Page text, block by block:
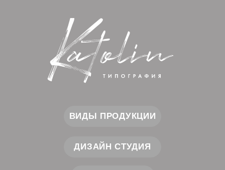
ЭКСКЛЮЗИВНАЯ МУЗЫКАЛЬНАЯ
ВИДЫ ПРОДУКЦИИ